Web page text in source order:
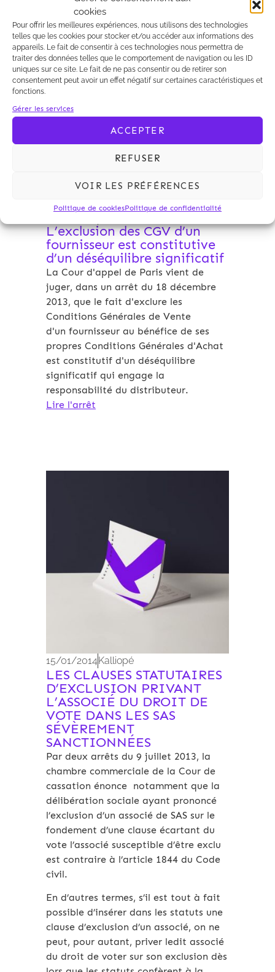
cookies
Pour offrir les meilleures expériences, nous utilisons des technologies
telles que les cookies pour stocker et/ou accéder aux informations des
appareils. Le fait de consentir à ces technologies nous permettra de
traiter des données telles que le comportement de navigation ou les ID
uniques sur ce site. Le fait de ne pas consentir ou de retirer son
consentement peut avoir un effet négatif sur certaines caractéristiques et
fonctions.
Gérer les services
ACCEPTER
REFUSER
VOIR LES PRÉFÉRENCES
Politique de cookiesPolitique de confidentialité
Archives 2010-2021
L’exclusion des CGV d’un
fournisseur est constitutive
d’un déséquilibre significatif
La Cour d'appel de Paris vient de
juger, dans un arrêt du 18 décembre
2013, que le fait d'exclure les
Conditions Générales de Vente
d'un fournisseur au bénéfice de ses
propres Conditions Générales d'Achat
est constitutif d'un déséquilibre
significatif qui engage la
responsabilité du distributeur.
Lire l'arrêt
15/01/2014Kalliopé
LES CLAUSES STATUTAIRES
D’EXCLUSION PRIVANT
L’ASSOCIÉ DU DROIT DE
VOTE DANS LES SAS
SÉVÈREMENT
SANCTIONNÉES
Par deux arrêts du 9 juillet 2013, la
chambre commerciale de la Cour de
cassation énonce notamment que la
délibération sociale ayant prononcé
l’exclusion d’un associé de SAS sur le
fondement d’une clause écartant du
vote l’associé susceptible d’être exclu
est contraire à l’article 1844 du Code
civil.
En d’autres termes, s’il est tout à fait
possible d’insérer dans les statuts une
clause d’exclusion d’un associé, on ne
peut, pour autant, priver ledit associé
du droit de voter sur son exclusion dès